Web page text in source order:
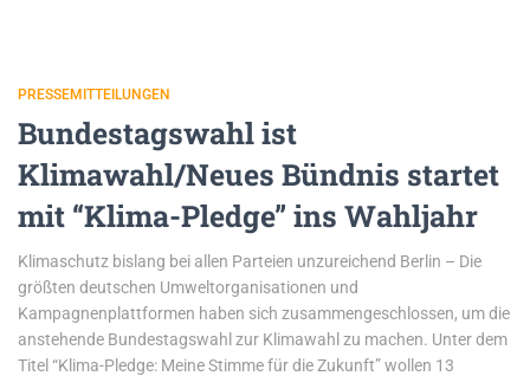
PRESSEMITTEILUNGEN
Bundestagswahl ist
Klimawahl/Neues Bündnis startet
mit “Klima-Pledge” ins Wahljahr
Klimaschutz bislang bei allen Parteien unzureichend Berlin – Die
größten deutschen Umweltorganisationen und
Kampagnenplattformen haben sich zusammengeschlossen, um die
anstehende Bundestagswahl zur Klimawahl zu machen. Unter dem
Titel “Klima-Pledge: Meine Stimme für die Zukunft” wollen 13